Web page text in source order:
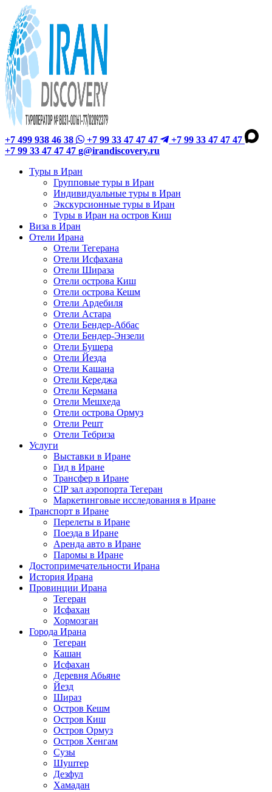
+7 499 938 46 38 +7 99 33 47 47 47
+7 99 33 47 47 47
+7 99 33 47 47 47 g@irandiscovery.ru
Туры в Иран
Групповые туры в Иран
Индивидуальные туры в Иран
Экскурсионные туры в Иран
Туры в Иран на остров Киш
Виза в Иран
Отели Ирана
Отели Тегерана
Отели Исфахана
Отели Шираза
Отели острова Киш
Отели острова Кешм
Отели Ардебиля
Отели Астара
Отели Бендер-Аббас
Отели Бендер-Энзели
Отели Бушера
Отели Йезда
Отели Кашана
Отели Кереджа
Отели Кермана
Отели Мешхеда
Отели острова Ормуз
Отели Решт
Отели Тебриза
Услуги
Выставки в Иране
Гид в Иране
Трансфер в Иране
CIP зал аэропорта Тегеран
Маркетинговые исследования в Иране
Транспорт в Иране
Перелеты в Иране
Поезда в Иране
Аренда авто в Иране
Паромы в Иране
Достопримечательности Ирана
История Ирана
Провинции Ирана
Тегеран
Исфахан
Хормозган
Города Ирана
Тегеран
Кашан
Исфахан
Деревня Абьяне
Йезд
Шираз
Остров Кешм
Остров Киш
Остров Ормуз
Остров Хенгам
Сузы
Шуштер
Дезфул
Хамадан